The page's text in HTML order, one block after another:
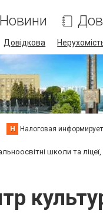
Новини
Довідкова
Н Налоговая информирует
школи та